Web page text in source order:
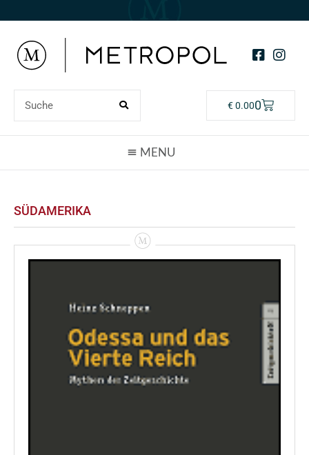
€0.000
SÜDAMERIKA